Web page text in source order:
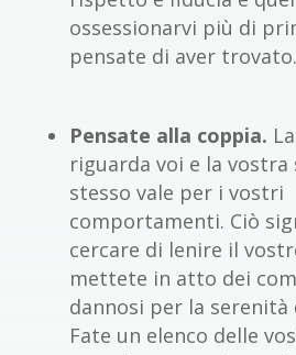
ossessionarvi più di
pensate di aver trovato.
Pensate alla coppia.
riguarda voi e la vostra
stesso vale per i vostri
comportamenti. Ciò
cercare di lenire il
mettete in atto dei
dannosi per la serenità
Fate un elenco delle